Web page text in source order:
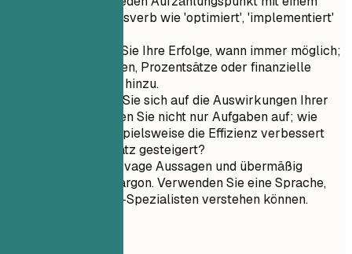
starken Aktionsverb wie 'optimiert', 'implementiert'
Quantifizieren Sie Ihre Erfolge, wann immer möglich;
fügen Sie Zahlen, Prozentsätze oder finanzielle
Auswirkungen hinzu.
Konzentrieren Sie sich auf die Auswirkungen Ihrer
Arbeit und listen Sie nicht nur Aufgaben auf; wie
haben Sie beispielsweise die Effizienz verbessert
oder den Umsatz gesteigert?
Vermeiden Sie vage Aussagen und übermäßig
technischen Jargon. Verwenden Sie eine Sprache,
die auch Nicht-Spezialisten verstehen können.